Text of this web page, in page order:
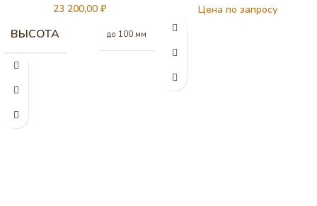
23 200,00 ₽
ВЫСОТА до 100 мм
Цена по запросу